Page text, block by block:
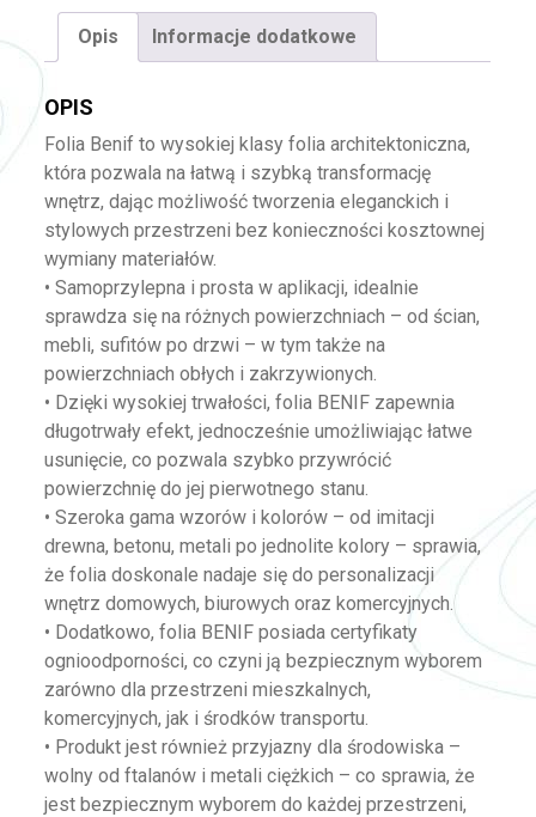
Opis Informacje dodatkowe
OPIS
Folia Benif to wysokiej klasy folia architektoniczna,
która pozwala na łatwą i szybką transformację
wnętrz, dając możliwość tworzenia eleganckich i
stylowych przestrzeni bez konieczności kosztownej
wymiany materiałów.
• Samoprzylepna i prosta w aplikacji, idealnie
sprawdza się na różnych powierzchniach – od ścian,
mebli, sufitów po drzwi – w tym także na
powierzchniach obłych i zakrzywionych.
• Dzięki wysokiej trwałości, folia BENIF zapewnia
długotrwały efekt, jednocześnie umożliwiając łatwe
usunięcie, co pozwala szybko przywrócić
powierzchnię do jej pierwotnego stanu.
• Szeroka gama wzorów i kolorów – od imitacji
drewna, betonu, metali po jednolite kolory – sprawia,
że folia doskonale nadaje się do personalizacji
wnętrz domowych, biurowych oraz komercyjnych.
• Dodatkowo, folia BENIF posiada certyfikaty
ognioodporności, co czyni ją bezpiecznym wyborem
zarówno dla przestrzeni mieszkalnych,
komercyjnych, jak i środków transportu.
• Produkt jest również przyjazny dla środowiska –
wolny od ftalanów i metali ciężkich – co sprawia, że
jest bezpiecznym wyborem do każdej przestrzeni,